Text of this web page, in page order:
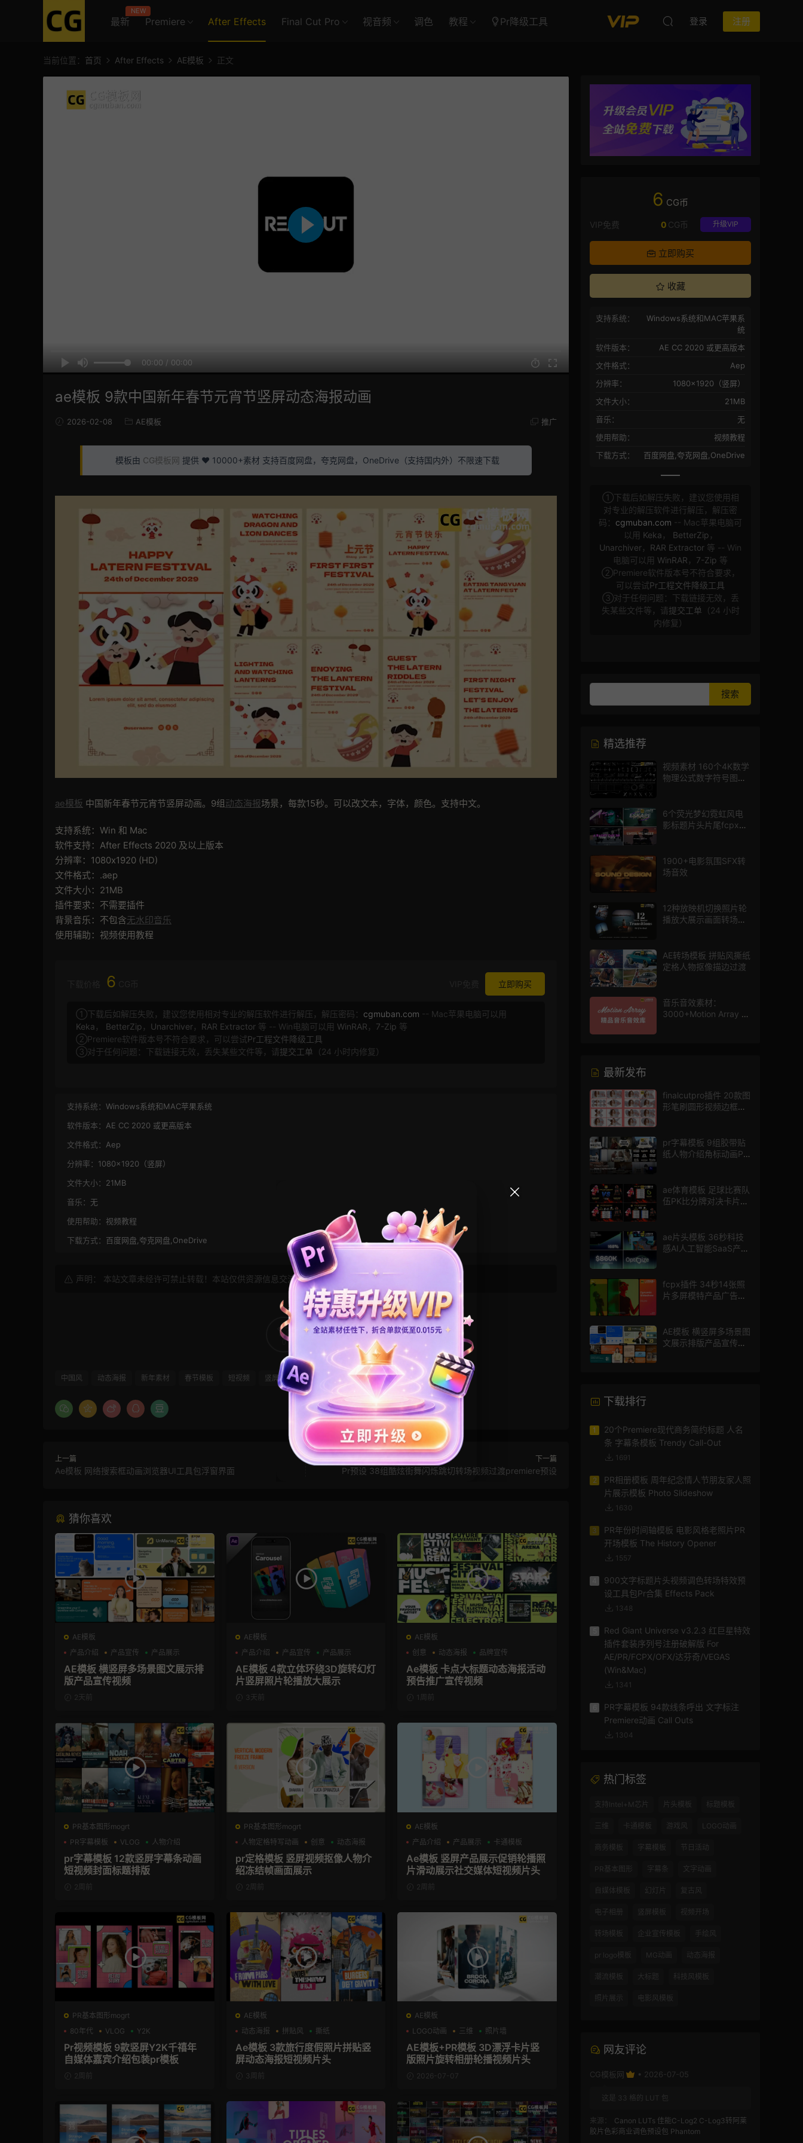
最新
NEW
Premiere After Effects Final Cut Pro 视音频 调色 教程 Pr降级工具 登录 注册
当前位置： 首页 After Effects AE模板 正文
00:00 / 00:00
ae模板 9款中国新年春节元宵节竖屏动态海报动画
2026-02-08 AE模板 推广
模板由 CG模板网 提供 ❤️ 10000+素材 支持百度网盘，夸克网盘，OneDrive（支持国内外）不限速下载
ae模板 中国新年春节元宵节竖屏动画。9组 动态海报场景，每款15秒。可以改文本，字体，颜色。支持中文。
支持系统：Win 和 Mac
软件支持：After Effects 2020 及以上版本
分辨率：1080x1920 (HD)
文件格式：.aep
文件大小：21MB
插件要求：不需要插件
背景音乐：不包含无水印音乐
使用辅助：视频使用教程
6 立即购买
①下载后如解压失败，建议您使用相对专业的解压软件进行解压，解压密码： cgmuban.com -- Mac苹果电脑可以用
Keka ， BetterZip ， Unarchiver， RAR Extractor 等 -- Win电脑可以用 WinRAR ， 7-Zip 等
②Premiere软件版本号不符合要求，可以尝试Pr工程文件降级工具
③对于任何问题：下载链接无效，丢失某些文件等，请提交工单 （24 小时内修复）
支持系统： Windows系统和MAC苹果系统
软件版本： AE CC 2020 或更高版本
文件格式： Aep
分辨率： 1080×1920（竖屏）
文件大小： 21MB
音乐： 无
使用帮助： 视频教程
下载方式： 百度网盘,夸克网盘,OneDrive
声明： 本站文章未经许可禁止转载！本站仅供资源信息交流学习， 版权说明 点此了解
0
中国风 动态海报 新年素材 春节模板 短视频 竖屏模板 节日活动
上一篇
Ae模板 网络搜索框动画浏览器UI工具包浮窗界面
下一篇
Pr预设 38组酷炫街舞闪烁跳切转场视频过渡premiere预设
猜你喜欢
AE模板
产品介绍
产品宣传 产品展示
AE模板 横竖屏多场景图文展示排
版产品宣传视频
2天前
AE模板
产品介绍
产品宣传 产品展示
AE模板 4款立体环绕3D旋转幻灯
片竖屏照片轮播放大展示
3天前
AE模板
创意
动态海报 品牌宣传
Ae模板 卡点大标题动态海报活动
预告推广宣传视频
1周前
PR基本图形mogrt
PR字幕模板
VLOG 人物介绍
pr字幕模板 12款竖屏字幕条动画
短视频封面标题排版
2周前
PR基本图形mogrt
人物定格特写动画
创意 动态海报
pr定格模板 竖屏视频抠像人物介
绍冻结帧画面展示
2周前
AE模板
产品介绍
产品展示 卡通模板
Ae模板 竖屏产品展示促销轮播照
片滑动展示社交媒体短视频片头
2周前
PR基本图形mogrt
80年代
VLOG Y2K
Pr视频模板 9款竖屏Y2K千禧年
自媒体嘉宾介绍包装pr模板
2周前
AE模板
动态海报
拼贴风 撕纸
Ae模板 3款旅行度假照片拼贴竖
屏动态海报短视频片头
3周前
AE模板
LOGO动画
三维 照片墙
AE模板+PR模板 3D漂浮卡片竖
版照片旋转相册轮播视频片头
2026-07-07
6 CG币
VIP免费 升级VIP
0 CG币
立即购买
收藏
支持系统：
Windows系统和MAC苹果系
统
软件版本：
AE CC 2020 或更高版本
文件格式：
Aep
分辨率：
1080×1920（竖屏）
文件大小：
21MB
音乐：
无
使用帮助：
视频教程
下载方式：
百度网盘,夸克网盘,OneDrive
①下载后如解压失败，建议您使用相
对专业的解压软件进行解压，解压密
码： cgmuban.com -- Mac苹果电脑可
以用 Keka ， BetterZip ，
Unarchiver， RAR Extractor 等 -- Win
电脑可以用 WinRAR ， 7-Zip 等
②Premiere软件版本号不符合要求，
可以尝试Pr工程文件降级工具
③对于任何问题：下载链接无效，丢
失某些文件等，请提交工单 （24 小时
内修复）
精选推荐
视频素材 160个4K数学
物理公式数字符号图标
6个荧光梦幻霓虹风电
影标题片头片尾fcpx插
1900+电影氛围SFX转
场音效
12种放映机切换照片轮
播放大展示画面转场动
AE转场模板 拼贴风撕纸
定格人物抠像描边过渡
音乐音效素材：
3000+Motion Array 影
最新发布
finalcutpro插件 20款图
形笔刷圆形视频边框遮
pr字幕模板 9组胶带贴
纸人物介绍角标动画PR
ae体育模板 足球比赛队
伍PK比分牌对决卡片球
ae片头模板 36秒科技
感AI人工智能SaaS产品
fcpx插件 34秒14张照
片多屏模特产品广告宣
AE模板 横竖屏多场景图
文展示排版产品宣传视
下载排行
1
20个Premiere现代商务简约标题 人名
条 字幕条模板 Trendy Call-Out
1691
2
PR相册模板 周年纪念情人节朋友家人照
片展示模板 Photo Slideshow
1630
3
PR年份时间轴模板 电影风格老照片PR
开场模板 The History Opener
1557
900文字标题片头视频调色转场特效预
设工具包Pr合集 Effects Pack
1348
Red Giant Universe v3.2.3 红巨星特效
插件套装序列号注册破解版 For
AE/PR/FCPX/OFX/达芬奇/VEGAS
(Win&Mac)
1341
PR字幕模板 94款线条呼出 文字标注
Premiere动画 Call Outs
1304
热门标签
支持Intel+M芯片 片头模板 标题模板
三维 卡通模板 游戏风 LOGO动画
商务模板 字幕模板 节日活动
PR基本图形 字幕条 文字动画
自媒体模板 幻灯片 复古风
电子相册 竖屏模板 视频开场
转场模板 企业宣传模板 手绘风
pr logo模板 MG动画 动态海报
潮流模板 大标题 科技风模板
照片展示 电影风模板
网友评论
CG模板网 • 2026-07-05
这是 33 格的 LUT 包
来源：
Canon LUTs 佳能C-Log2 C-Log3转阿莱
胶片色彩商业调色预设包 Phantom